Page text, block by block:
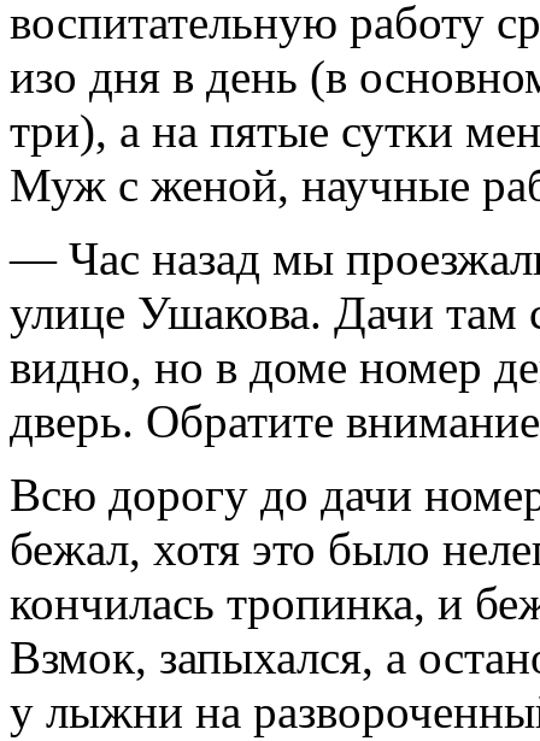
воспитательную работу
изо дня в день (в
три), а на пятые сутки
Муж с женой, научные
— Час назад мы
улице Ушакова. Дачи там
видно, но в доме номер
дверь. Обратите
Всю дорогу до дачи
бежал, хотя это было
кончилась тропинка, и
Взмок, запыхался, а
у лыжни на